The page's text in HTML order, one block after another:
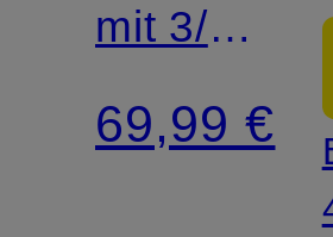
mit 3/4-
Arm
69,99 €